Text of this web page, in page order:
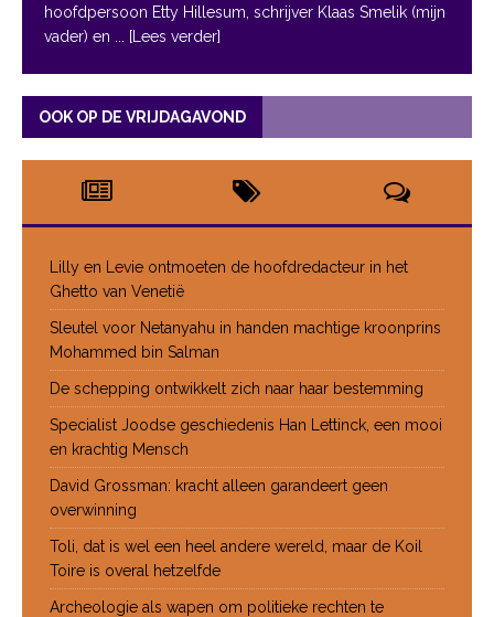
hoofdpersoon Etty Hillesum, schrijver Klaas Smelik (mijn
vader) en
... [Lees verder]
OOK OP DE VRIJDAGAVOND
Lilly en Levie ontmoeten de hoofdredacteur in het
Ghetto van Venetië
Sleutel voor Netanyahu in handen machtige kroonprins
Mohammed bin Salman
De schepping ontwikkelt zich naar haar bestemming
Specialist Joodse geschiedenis Han Lettinck, een mooi
en krachtig Mensch
David Grossman: kracht alleen garandeert geen
overwinning
Toli, dat is wel een heel andere wereld, maar de Koil
Toire is overal hetzelfde
Archeologie als wapen om politieke rechten te